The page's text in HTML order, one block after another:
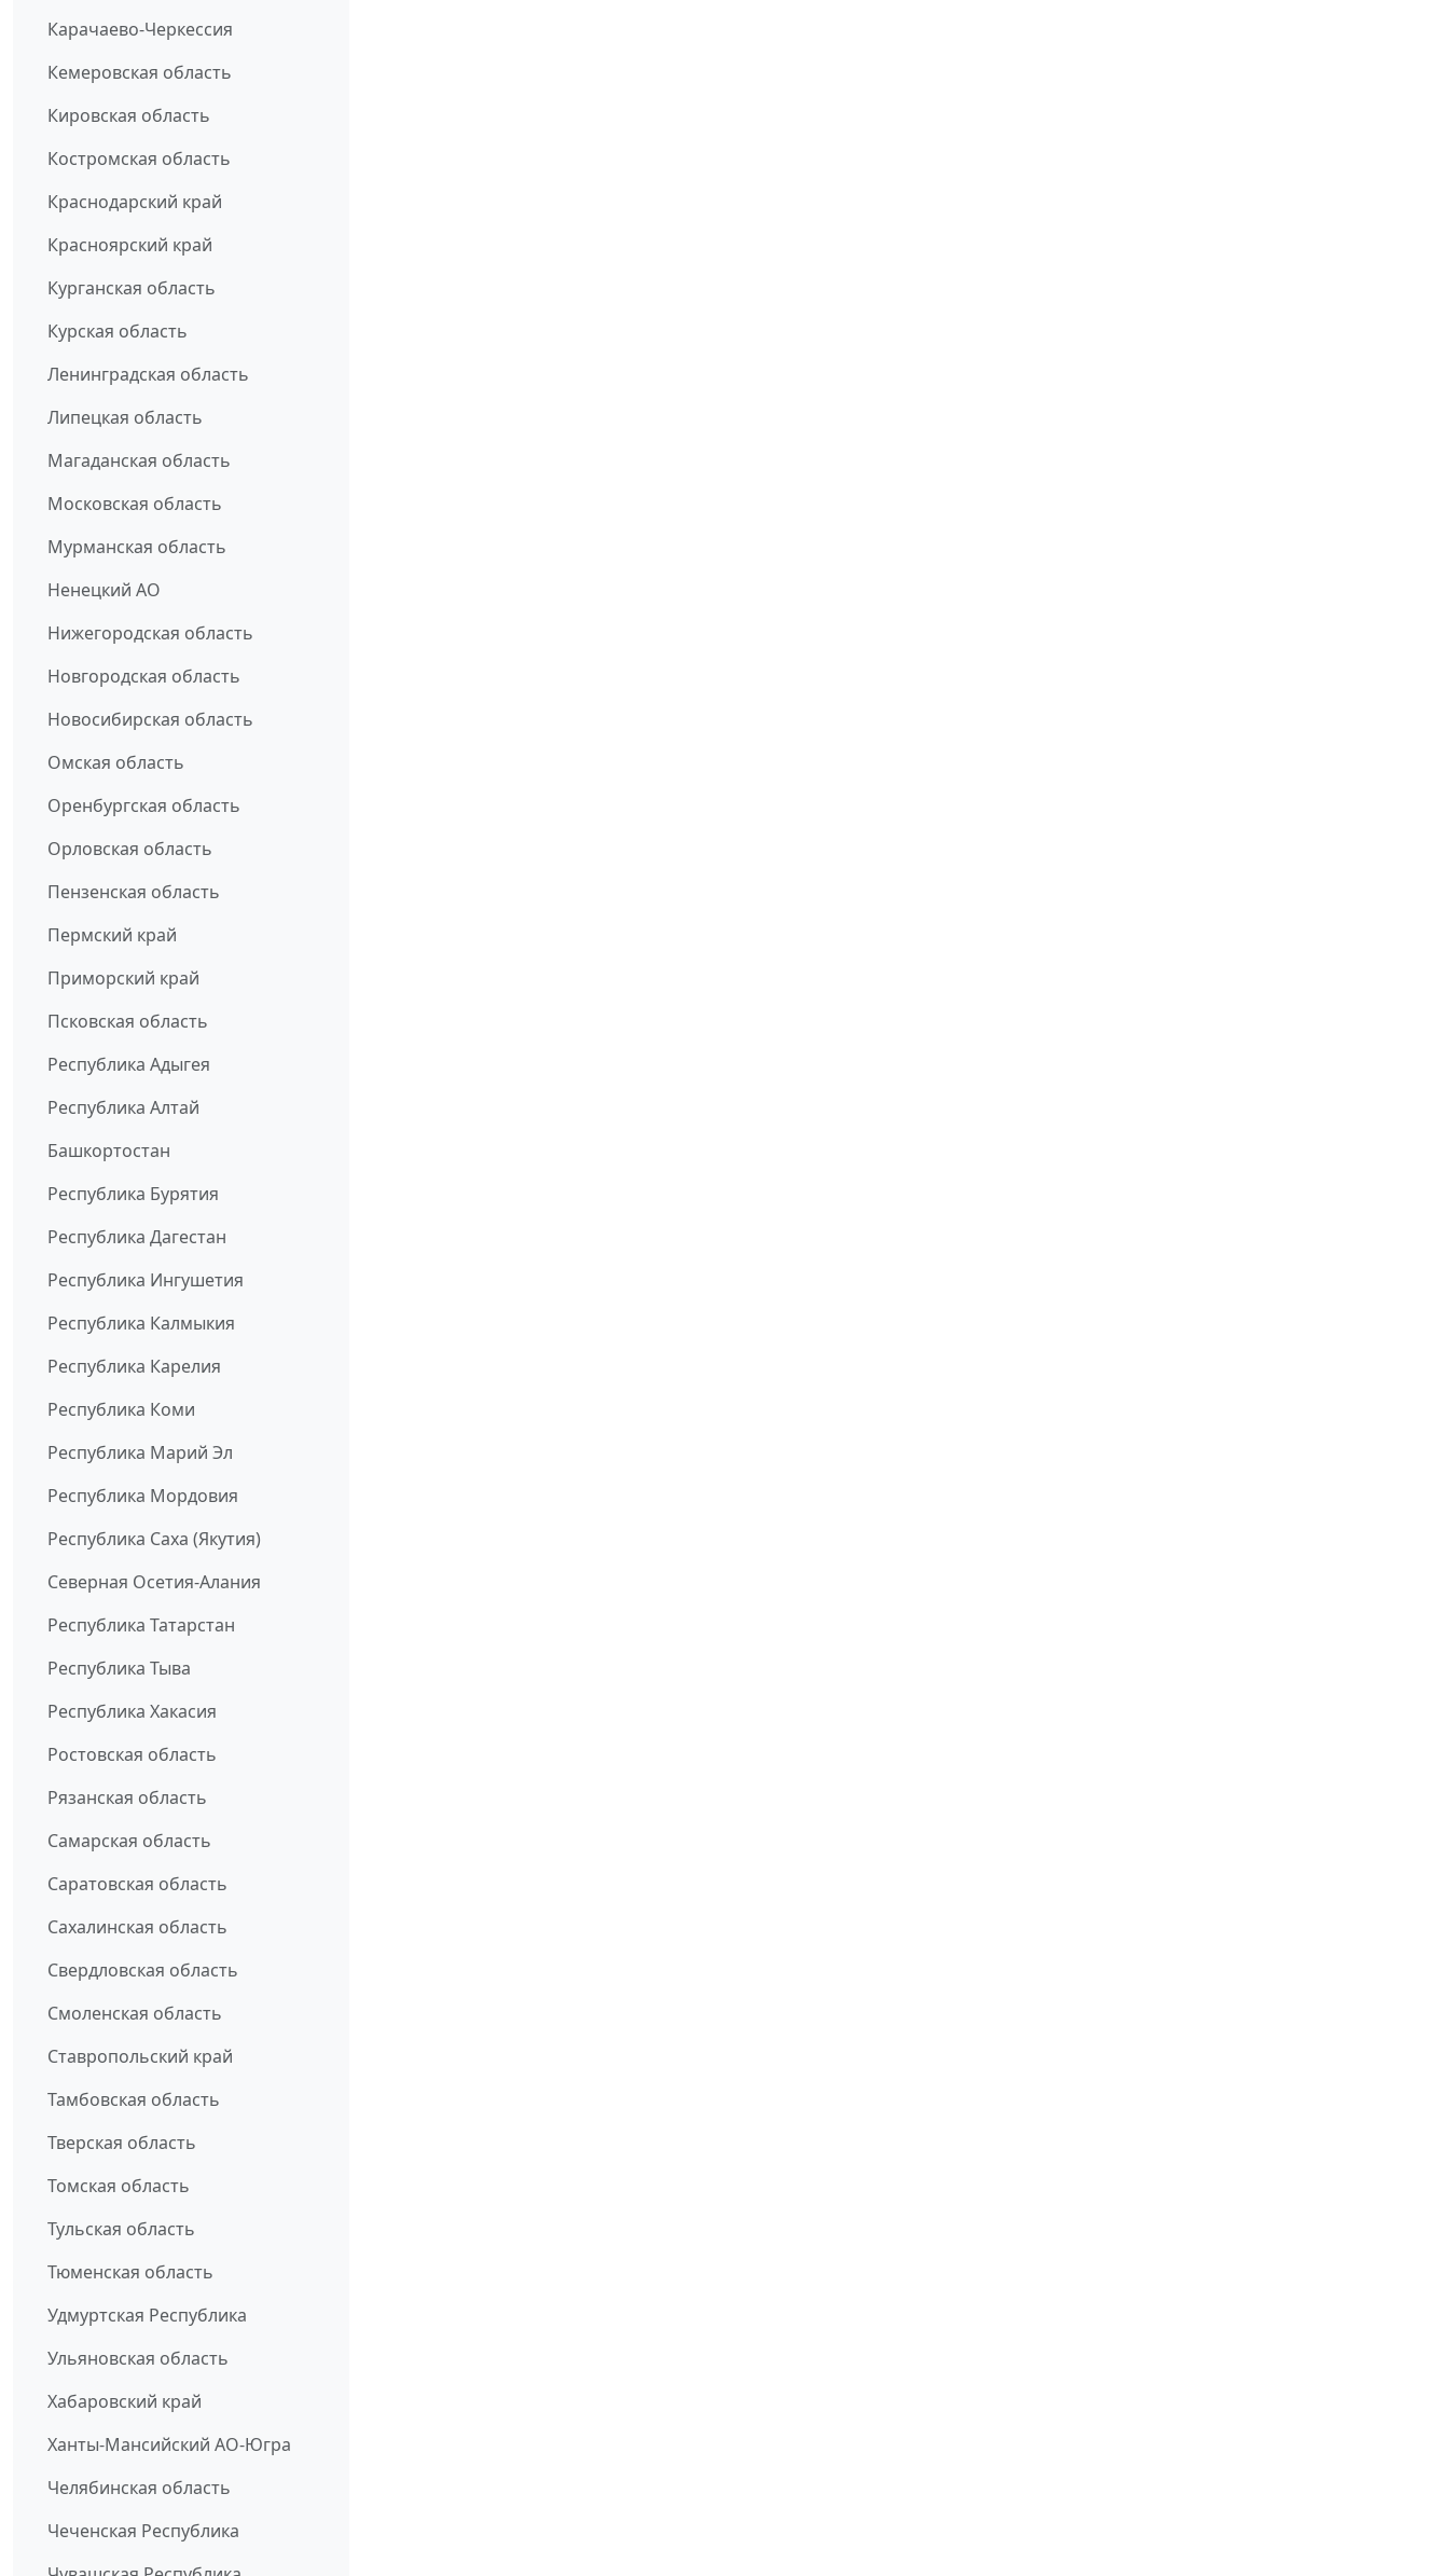
Карачаево-Черкессия
Кемеровская область
Кировская область
Костромская область
Краснодарский край
Красноярский край
Курганская область
Курская область
Ленинградская область
Липецкая область
Магаданская область
Московская область
Мурманская область
Ненецкий АО
Нижегородская область
Новгородская область
Новосибирская область
Омская область
Оренбургская область
Орловская область
Пензенская область
Пермский край
Приморский край
Псковская область
Республика Адыгея
Республика Алтай
Башкортостан
Республика Бурятия
Республика Дагестан
Республика Ингушетия
Республика Калмыкия
Республика Карелия
Республика Коми
Республика Марий Эл
Республика Мордовия
Республика Саха (Якутия)
Северная Осетия-Алания
Республика Татарстан
Республика Тыва
Республика Хакасия
Ростовская область
Рязанская область
Самарская область
Саратовская область
Сахалинская область
Свердловская область
Смоленская область
Ставропольский край
Тамбовская область
Тверская область
Томская область
Тульская область
Тюменская область
Удмуртская Республика
Ульяновская область
Хабаровский край
Ханты-Мансийский АО-Югра
Челябинская область
Чеченская Республика